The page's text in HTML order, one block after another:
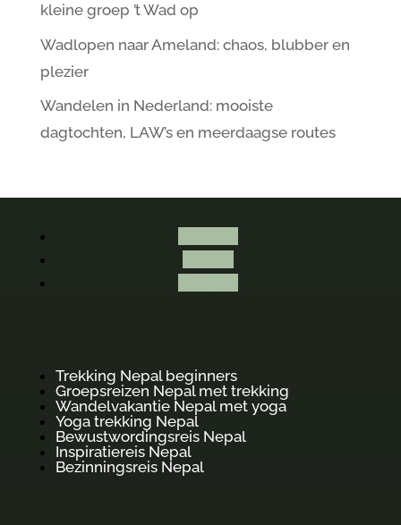
kleine groep ’t Wad op
Wadlopen naar Ameland: chaos, blubber en
plezier
Wandelen in Nederland: mooiste
dagtochten, LAW’s en meerdaagse routes
Trekking Nepal beginners
Groepsreizen Nepal met trekking
Wandelvakantie Nepal met yoga
Yoga trekking Nepal
Bewustwordingsreis Nepal
Inspiratiereis Nepal
Bezinningsreis Nepal